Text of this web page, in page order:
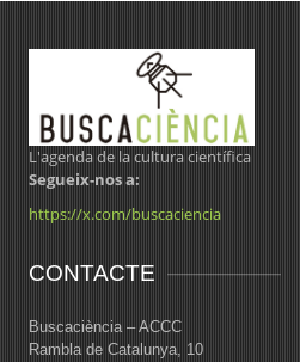
L'agenda de la cultura científica
Segueix-nos a:
https://x.com/buscaciencia
CONTACTE
Buscaciència – ACCC
Rambla de Catalunya, 10